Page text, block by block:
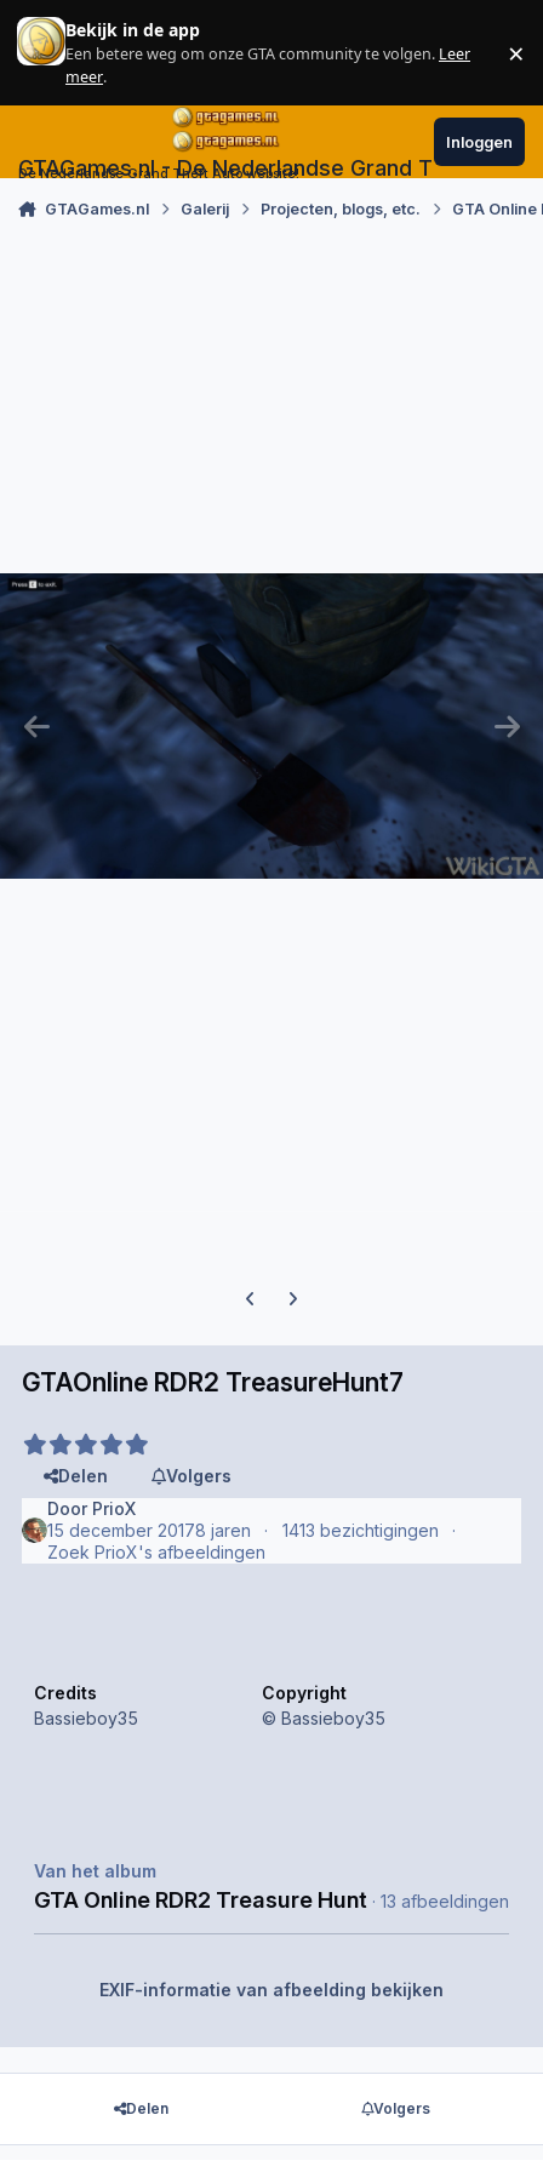
Skip to content
Bekijk in de app
Een betere weg om onze GTA community te volgen. Leer
meer.
×
GTAGames.nl - De Nederlandse Grand Theft Auto
De Nederlandse Grand Theft Auto website!
Inloggen
GTAGames.nl Galerij Projecten, blogs, etc. GTA Online
Previous carousel slide
Next carousel slide
GTAOnline RDR2 TreasureHunt7
Delen
Volgers
Door PrioX
15 december 20178 jaren
1413 bezichtigingen
Zoek PrioX's afbeeldingen
Credits
Bassieboy35
Copyright
© Bassieboy35
Van het album
GTA Online RDR2 Treasure Hunt · 13 afbeeldingen
EXIF-informatie van afbeelding bekijken
Delen Volgers